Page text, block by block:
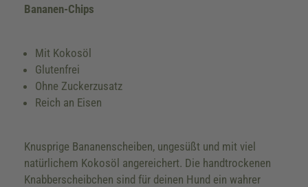
Bananen-Chips
Mit Kokosöl
Glutenfrei
Ohne Zuckerzusatz
Reich an Eisen
Knusprige Bananenscheiben, ungesüßt und mit viel
natürlichem Kokosöl angereichert. Die handtrockenen
Knabberscheibchen sind für deinen Hund ein wahrer